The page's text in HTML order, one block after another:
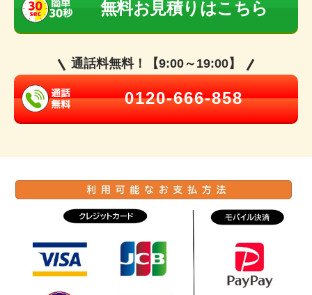
無料お見積りはこちら
通話料無料！【9:00～19:00】
0120-666-858